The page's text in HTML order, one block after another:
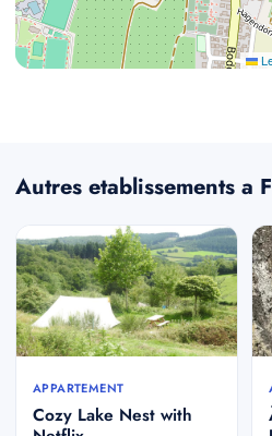
Autres etablissements a
APPARTEMENT
Cozy Lake Nest with